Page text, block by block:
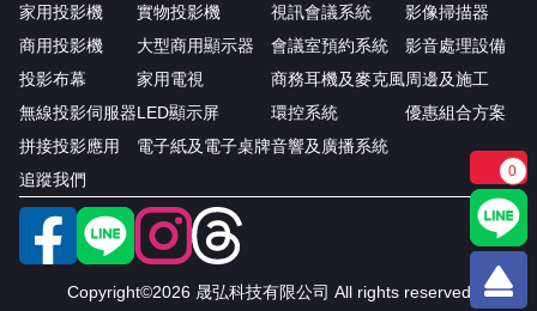
家用投影機
商用投影機
投影布幕
無線投影伺服器
拼接投影應用
實物投影機
大型商用顯示器
家用電視
LED顯示屏
電子紙及電子桌牌
視訊會議系統
會議室預約系統
商務耳機及麥克風
環控系統
音響及廣播系統
影像掃描器
影音處理設備
周邊及施工
優惠組合方案
追蹤我們
Copyright©2026 晟弘科技有限公司 All rights reserved
0